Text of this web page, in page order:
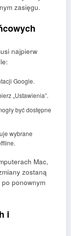
zasięgu.
najpierw
Google.
„Ustawienia”.
być dostępne
wybrane
Mac,
zostaną
ponownym
i